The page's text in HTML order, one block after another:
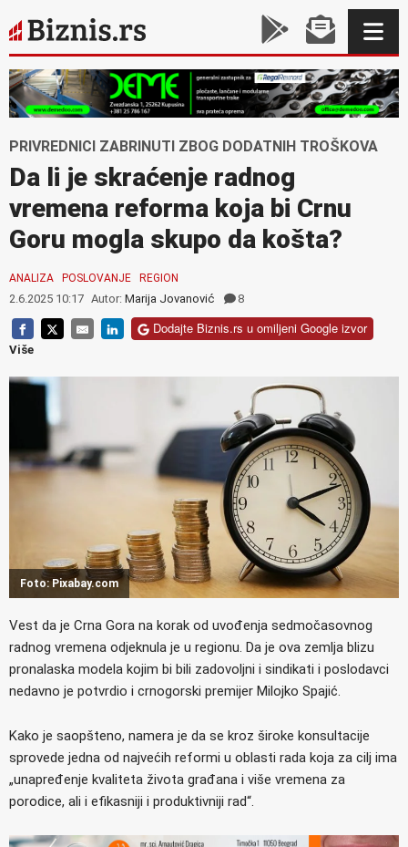
PRIVREDNICI ZABRINUTI ZBOG DODATNIH TROŠKOVA
Da li je skraćenje radnog
vremena reforma koja bi Crnu
Goru mogla skupo da košta?
ANALIZA POSLOVANJE REGION
2.6.2025 10:17 Autor: Marija Jovanović 8
Dodajte Biznis.rs u omiljeni Google izvor
Više
Foto: Pixabay.com
Vest da je Crna Gora na korak od uvođenja sedmočasovnog
radnog vremena odjeknula je u regionu. Da je ova zemlja blizu
pronalaska modela kojim bi bili zadovoljni i sindikati i poslodavci
nedavno je potvrdio i crnogorski premijer Milojko Spajić.
Kako je saopšteno, namera je da se kroz široke konsultacije
sprovede jedna od najvećih reformi u oblasti rada koja za cilj ima
„unapređenje kvaliteta života građana i više vremena za
porodice, ali i efikasniji i produktivniji rad“.